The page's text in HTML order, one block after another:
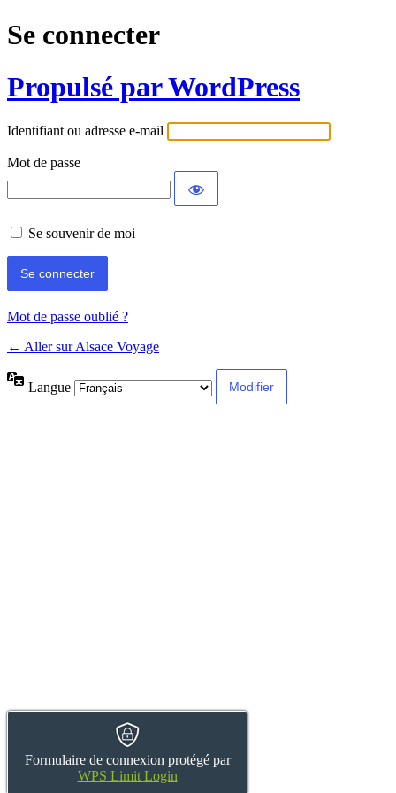
Se connecter
Propulsé par WordPress
Identifiant ou adresse e-mail
Mot de passe
Formulaire de connexion protégé par
WPS Limit Login
Se souvenir de moi
Mot de passe oublié ?
← Aller sur Alsace Voyage
Langue